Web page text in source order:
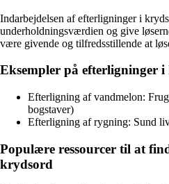
Indarbejdelsen af efterligninger i
underholdningsværdien og give
være givende og tilfredsstillende at
Eksempler på efterligninger
Efterligning af vandmelon:
bogstaver)
Efterligning af rygning: Sund
Populære ressourcer til at
krydsord